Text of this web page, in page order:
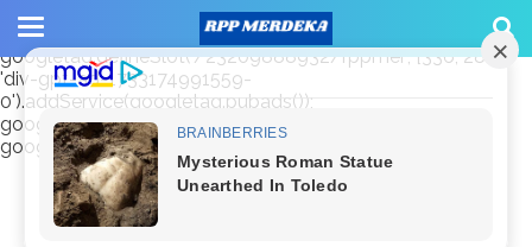
window.googletag = window.googletag || {cmd: []};
googletag.cmd.push(function() {
googletag.defineSlot('/23209888932/rppmer', [336, 280],
'div-gpt-ad-1733174991559-
0').addService(googletag.pubads());
googletag.pubads().enableSingleRequest();
googletag.enableServices(); });